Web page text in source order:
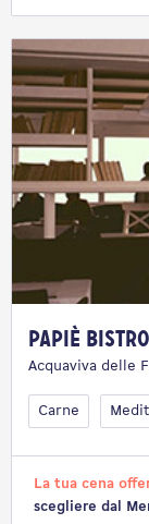
Papiè
Acquaviva delle
Carne
La tua cena
scegliere dal